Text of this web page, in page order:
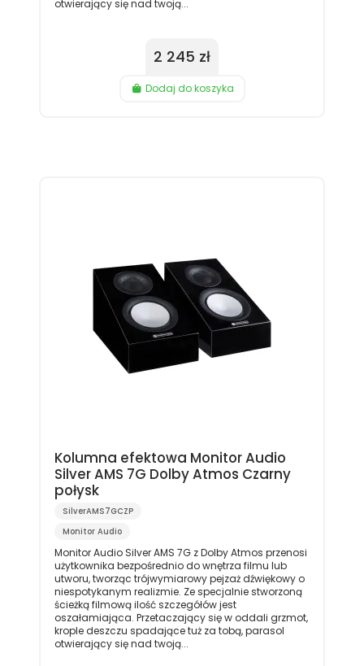
otwierający się nad twoją...
2 245 zł
Dodaj do koszyka
Kolumna efektowa Monitor Audio
Silver AMS 7G Dolby Atmos Czarny
połysk
SilverAMS7GCZP
Monitor Audio
Monitor Audio Silver AMS 7G z Dolby Atmos przenosi
użytkownika bezpośrednio do wnętrza filmu lub
utworu, tworząc trójwymiarowy pejzaż dźwiękowy o
niespotykanym realizmie. Ze specjalnie stworzoną
ścieżką filmową ilość szczegółów jest
oszałamiająca. Przetaczający się w oddali grzmot,
krople deszczu spadające tuż za tobą, parasol
otwierający się nad twoją...